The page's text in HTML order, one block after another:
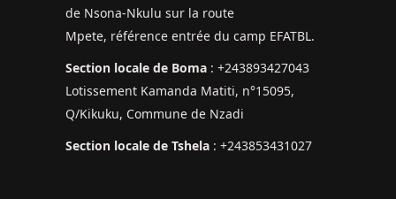
de Nsona-Nkulu sur la route
Mpete, référence entrée du camp EFATBL.
Section locale de Boma : +243893427043
Lotissement Kamanda Matiti, n°15095,
Q/Kikuku, Commune de Nzadi
Section locale de Tshela : +243853431027